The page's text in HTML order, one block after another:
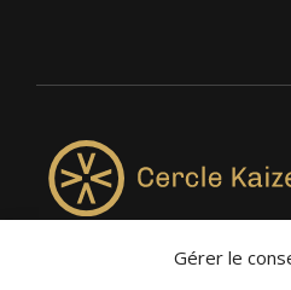
Gérer le
4957, rue Lionel-Groulx,